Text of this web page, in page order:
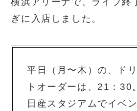
ぎに入店しました。
平日（月〜木）の、ド
トオーダーは、21：30
日産スタジアムでイベ